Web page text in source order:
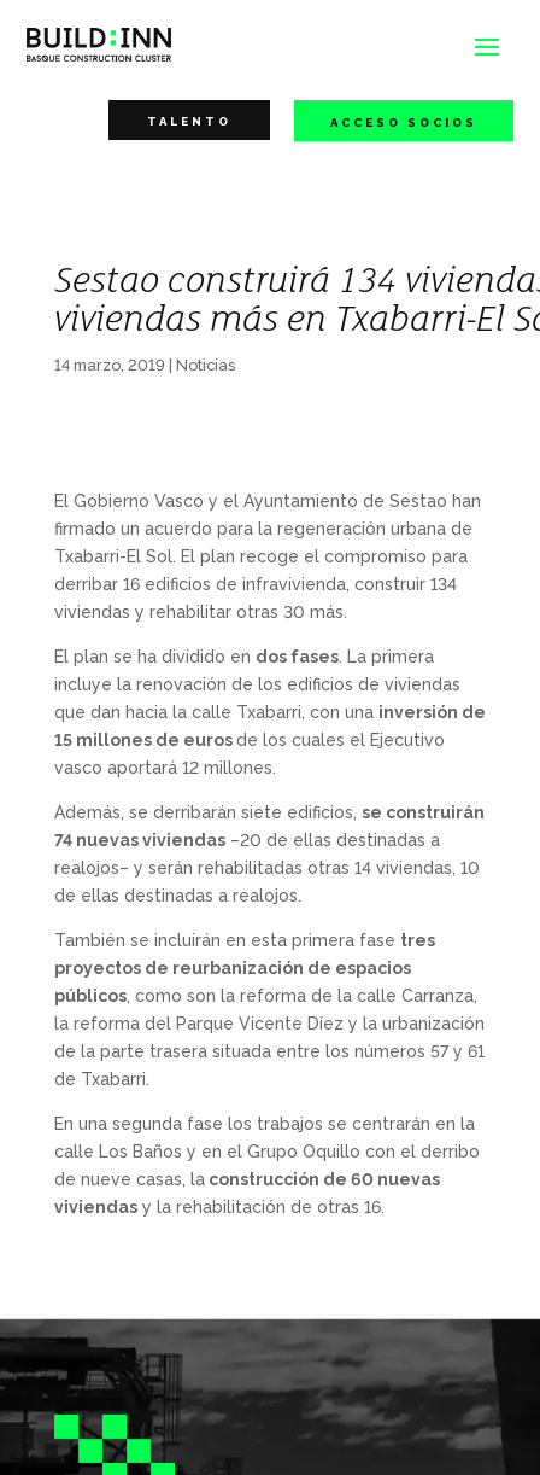
TALENTO ACCESO SOCIOS
Sestao construirá 134
viviendas más en Txabarri-El
14 marzo, 2019 Noticias
El Gobierno Vasco y el Ayuntamiento de Sestao han
firmado un acuerdo para la regeneración urbana de
Txabarri-El Sol. El plan recoge el compromiso para
derribar 16 edificios de infravivienda, construir 134
viviendas y rehabilitar otras 30 más.
El plan se ha dividido en dos fases. La primera
incluye la renovación de los edificios de viviendas
que dan hacia la calle Txabarri, con una inversión de
15 millones de eurosde los cuales el Ejecutivo
vasco aportará 12 millones.
Además, se derribarán siete edificios, se construirán
74 nuevas viviendas–20 de ellas destinadas a
realojos– y serán rehabilitadas otras 14 viviendas, 10
de ellas destinadas a realojos.
También se incluirán en esta primera fase tres
proyectos de reurbanización de espacios
públicos, como son la reforma de la calle Carranza,
la reforma del Parque Vicente Díez y la urbanización
de la parte trasera situada entre los números 57 y 61
de Txabarri.
En una segunda fase los trabajos se centrarán en la
calle Los Baños y en el Grupo Oquillo con el derribo
de nueve casas, laconstrucción de 60 nuevas
viviendasy la rehabilitación de otras 16.